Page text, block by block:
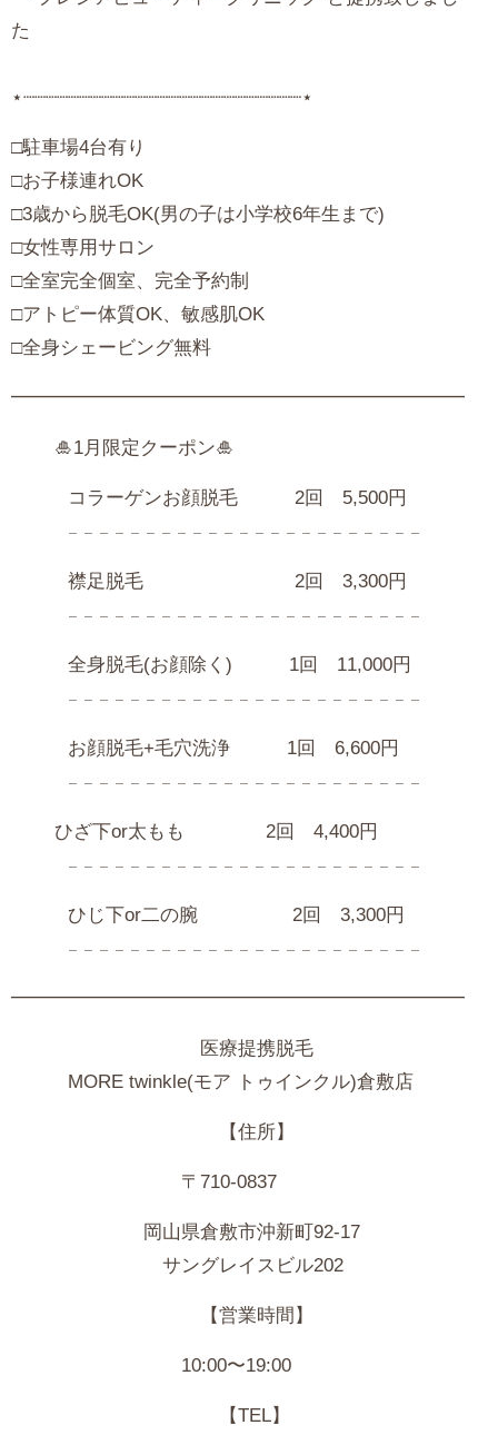
⋆┈┈┈┈┈┈┈┈┈┈┈┈┈┈┈┈┈┈┈┈┈┈┈┈┈⋆
‪□駐車場4台有り
□お子様連れOK
□3歳から脱毛OK(男の子は小学校6年生まで)
□女性専用サロン
□全室完全個室、完全予約制
□アトピー体質OK、敏感肌OK
□全身シェービング無料
━━━━━━━━━━━━━━━━━━━━━━━━
🎍1月限定クーポン🎍
コラーゲンお顔脱毛 2回 5,500円
𓐄 𓐄 𓐄 𓐄 𓐄 𓐄 𓐄 𓐄 𓐄 𓐄 𓐄 𓐄 𓐄 𓐄 𓐄 𓐄 𓐄 𓐄 𓐄 𓐄 𓐄 𓐄 𓐄
襟足脱毛 2回 3,300円
𓐄 𓐄 𓐄 𓐄 𓐄 𓐄 𓐄 𓐄 𓐄 𓐄 𓐄 𓐄 𓐄 𓐄 𓐄 𓐄 𓐄 𓐄 𓐄 𓐄 𓐄 𓐄 𓐄
全身脱毛(お顔除く) 1回 11,000円
𓐄 𓐄 𓐄 𓐄 𓐄 𓐄 𓐄 𓐄 𓐄 𓐄 𓐄 𓐄 𓐄 𓐄 𓐄 𓐄 𓐄 𓐄 𓐄 𓐄 𓐄 𓐄 𓐄
お顔脱毛+毛穴洗浄 1回 6,600円
𓐄 𓐄 𓐄 𓐄 𓐄 𓐄 𓐄 𓐄 𓐄 𓐄 𓐄 𓐄 𓐄 𓐄 𓐄 𓐄 𓐄 𓐄 𓐄 𓐄 𓐄 𓐄 𓐄
ひざ下or太もも 2回 4,400円
𓐄 𓐄 𓐄 𓐄 𓐄 𓐄 𓐄 𓐄 𓐄 𓐄 𓐄 𓐄 𓐄 𓐄 𓐄 𓐄 𓐄 𓐄 𓐄 𓐄 𓐄 𓐄 𓐄
ひじ下or二の腕 2回 3,300円
𓐄 𓐄 𓐄 𓐄 𓐄 𓐄 𓐄 𓐄 𓐄 𓐄 𓐄 𓐄 𓐄 𓐄 𓐄 𓐄 𓐄 𓐄 𓐄 𓐄 𓐄 𓐄 𓐄
━━━━━━━━━━━━━━━━━━━━━━━━
医療提携脱毛
MORE twinkle(モア トゥインクル)倉敷店
【住所】
〒710-0837
岡山県倉敷市沖新町92-17
サングレイスビル202
【営業時間】
10:00〜19:00
【TEL】